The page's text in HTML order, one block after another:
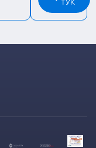
ТУК